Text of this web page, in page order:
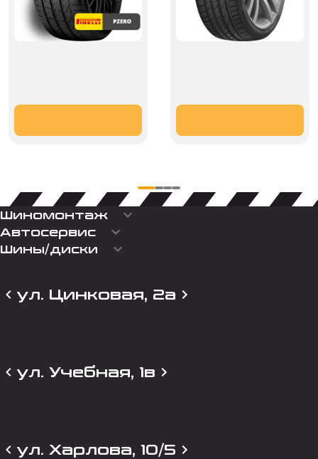
Шиномонтаж keyboard_arrow_down
Автосервис keyboard_arrow_down
Шины/диски keyboard_arrow_down
ул. Цинковая, 2а
ул. Учебная, 1в
ул. Харлова, 10/5